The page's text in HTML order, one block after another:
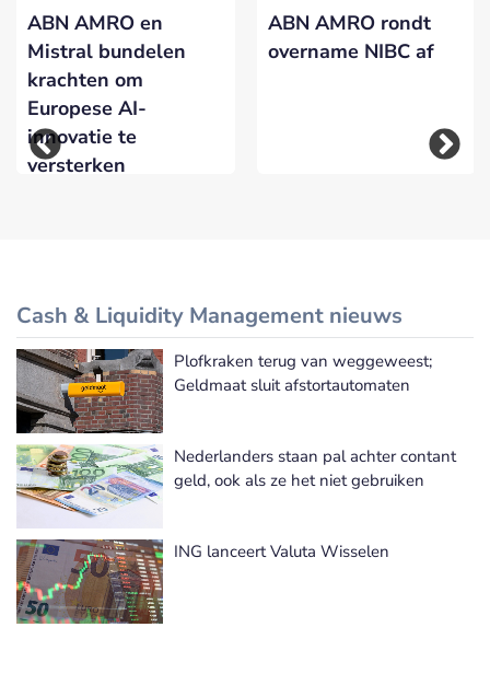
ABN AMRO en
Mistral bundelen
krachten om
Europese AI-
innovatie te
versterken
ABN AMRO rondt
overname NIBC af
Cash & Liquidity Management nieuws
Meer Cash & Liquidity Management nieuws
Plofkraken terug van weggeweest;
Geldmaat sluit afstortautomaten
Nederlanders staan pal achter contant
geld, ook als ze het niet gebruiken
ING lanceert Valuta Wisselen